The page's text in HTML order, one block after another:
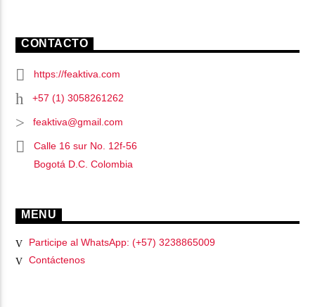
CONTACTO
https://feaktiva.com
+57 (1) 3058261262
feaktiva@gmail.com
Calle 16 sur No. 12f-56
Bogotá D.C. Colombia
MENU
Participe al WhatsApp: (+57) 3238865009
Contáctenos